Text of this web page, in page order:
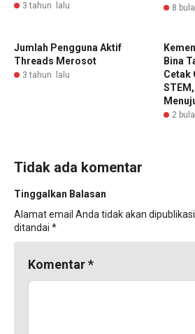
3 tahun lalu 8
Jumlah Pengguna Aktif
Threads Merosot
3 tahun lalu
Bina
Cetak
2
Tidak ada komentar
Tinggalkan Balasan
Alamat email Anda tidak akan
ditandai *
Komentar*